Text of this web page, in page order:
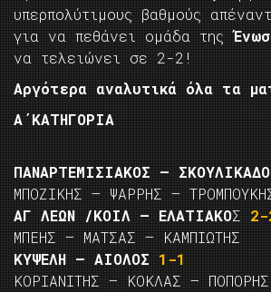
υπερπολύτιμους βαθμούς
για να πεθάνει ομάδα της
να τελειώνει σε 2-2!
Αργότερα αναλυτικά όλα τα
Α΄ΚΑΤΗΓΟΡΙΑ
ΠΑΝΑΡΤΕΜΙΣΙΑΚΟΣ – ΣΚΟΥΛΙΚΑΔΟ
ΜΠΟΖΙΚΗΣ – ΨΑΡΡΗΣ –
ΑΓ ΛΕΩΝ /ΚΟΙΛ – ΕΛΑΤΙΑΚΟΣ 2-
ΜΠΕΗΣ – ΜΑΤΣΑΣ – ΚΑΜΠΙΩΤΗΣ
ΚΥΨΕΛΗ – ΑΙΟΛΟΣ 1-1
ΚΟΡΙΑΝΙΤΗΣ – ΚΟΚΛΑΣ – ΠΟΠΟΡΗΣ